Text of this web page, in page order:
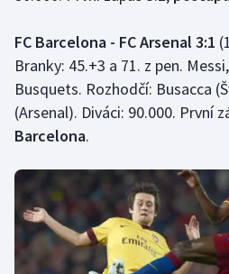
FC Barcelona - FC Arsenal 3:1
Branky: 45.+3 a 71. z pen.
Busquets. Rozhodčí: Busacca
(Arsenal). Diváci: 90.000. První
Barcelona.